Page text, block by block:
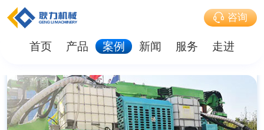
咨询
首页 产品 案例 新闻 服务 走进